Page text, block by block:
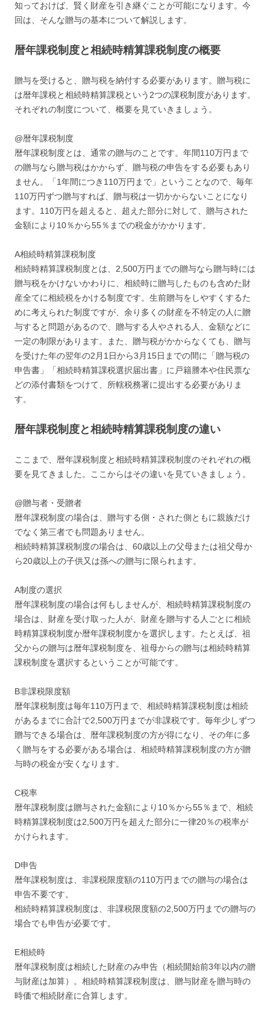
知っておけば、賢く財産を引き継ぐことが可能になります。今
回は、そんな贈与の基本について解説します。
暦年課税制度と相続時精算課税制度の概要
贈与を受けると、贈与税を納付する必要があります。贈与税に
は暦年課税と相続時精算課税という2つの課税制度があります。
それぞれの制度について、概要を見ていきましょう。
@暦年課税制度
暦年課税制度とは、通常の贈与のことです。年間110万円まで
の贈与なら贈与税はかからず、贈与税の申告をする必要もあり
ません。「1年間につき110万円まで」ということなので、毎年
110万円ずつ贈与すれば、贈与税は一切かからないことになり
ます。110万円を超えると、超えた部分に対して、贈与された
金額により10％から55％までの税金がかかります。
A相続時精算課税制度
相続時精算課税制度とは、2,500万円までの贈与なら贈与時には
贈与税をかけないかわりに、相続時に贈与したものも含めた財
産全てに相続税をかける制度です。生前贈与をしやすくするた
めに考えられた制度ですが、余り多くの財産を不特定の人に贈
与すると問題があるので、贈与する人やされる人、金額などに
一定の制限があります。また、贈与税がかからなくても、贈与
を受けた年の翌年の2月1日から3月15日までの間に「贈与税の
申告書」「相続時精算課税選択届出書」に戸籍謄本や住民票な
どの添付書類をつけて、所轄税務署に提出する必要がありま
す。
暦年課税制度と相続時精算課税制度の違い
ここまで、暦年課税制度と相続時精算課税制度のそれぞれの概
要を見てきました。ここからはその違いを見ていきましょう。
@贈与者・受贈者
暦年課税制度の場合は、贈与する側・された側ともに親族だけ
でなく第三者でも問題ありません。
相続時精算課税制度の場合は、60歳以上の父母または祖父母か
ら20歳以上の子供又は孫への贈与に限られます。
A制度の選択
暦年課税制度の場合は何もしませんが、相続時精算課税制度の
場合は、財産を受け取った人が、財産を贈与する人ごとに相続
時精算課税制度か暦年課税制度かを選択します。たとえば、祖
父からの贈与は暦年課税制度を、祖母からの贈与は相続時精算
課税制度を選択するということが可能です。
B非課税限度額
暦年課税制度は毎年110万円まで、相続時精算課税制度は相続
があるまでに合計で2,500万円までが非課税です。毎年少しずつ
贈与できる場合は、暦年課税制度の方が得になり、その年に多
く贈与をする必要がある場合は、相続時精算課税制度の方が贈
与時の税金が安くなります。
C税率
暦年課税制度は贈与された金額により10％から55％まで、相続
時精算課税制度は2,500万円を超えた部分に一律20％の税率が
かけられます。
D申告
暦年課税制度は、非課税限度額の110万円までの贈与の場合は
申告不要です。
相続時精算課税制度は、非課税限度額の2,500万円までの贈与の
場合でも申告が必要です。
E相続時
暦年課税制度は相続した財産のみ申告（相続開始前3年以内の贈
与財産は加算）。相続時精算課税制度は、贈与財産を贈与時の
時価で相続財産に合算します。